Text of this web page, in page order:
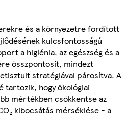
és a környezetre fordított
kulcsfontosságú
a higiénia, az egészség és a
összpontosít, mindezt
stratégiával párosítva. A
tartozik, hogy ökológiai
mértékben csökkentse az
kibocsátás mérséklése - a